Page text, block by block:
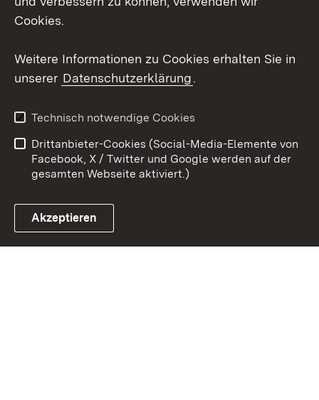
Youtube
Link zum Landesportal
Kontakt
Datenschutz
Barrierefreiheit
Impressum Cookies
Cookies.
Weitere Informationen zu Cookies erhalten Sie in
unserer Datenschutzerklärung.
Technisch notwendige Cookies
Drittanbieter-Cookies (Social-Media-Elemente von
Facebook, X / Twitter und Google werden auf der
gesamten Webseite aktiviert.)
Akzeptieren